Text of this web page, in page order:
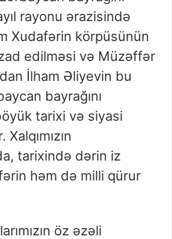
rayonu ərazisində
Xudafərin körpüsünün
edilməsi və Müzəffər
İlham Əliyevin bu
bayrağını
tarixi və siyasi
tarixində dərin iz
həm də milli qürur
öz əzəli